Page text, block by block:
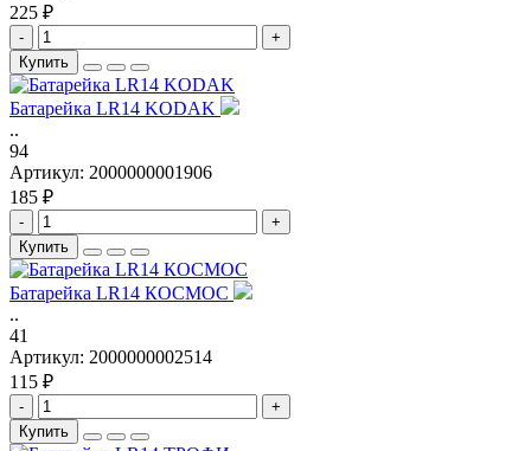
225 ₽
-
+
Купить
Батарейка LR14 KODAK
..
94
Артикул: 2000000001906
185 ₽
-
+
Купить
Батарейка LR14 КОСМОС
..
41
Артикул: 2000000002514
115 ₽
-
+
Купить